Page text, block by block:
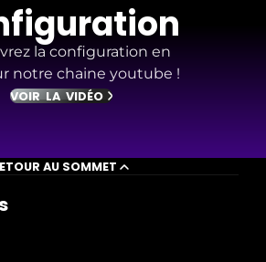
la configuration en
notre chaine youtube !
VOIR LA VIDÉO
AU SOMMET